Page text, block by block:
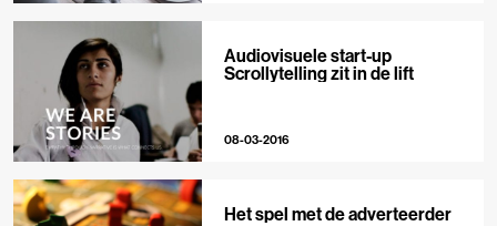
Audiovisuele start-up
Scrollytelling zit in de lift
08-03-2016
Het spel met de adverteerder